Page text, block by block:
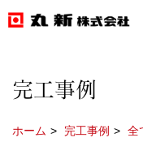
完工事例
ホーム 完工事例 全